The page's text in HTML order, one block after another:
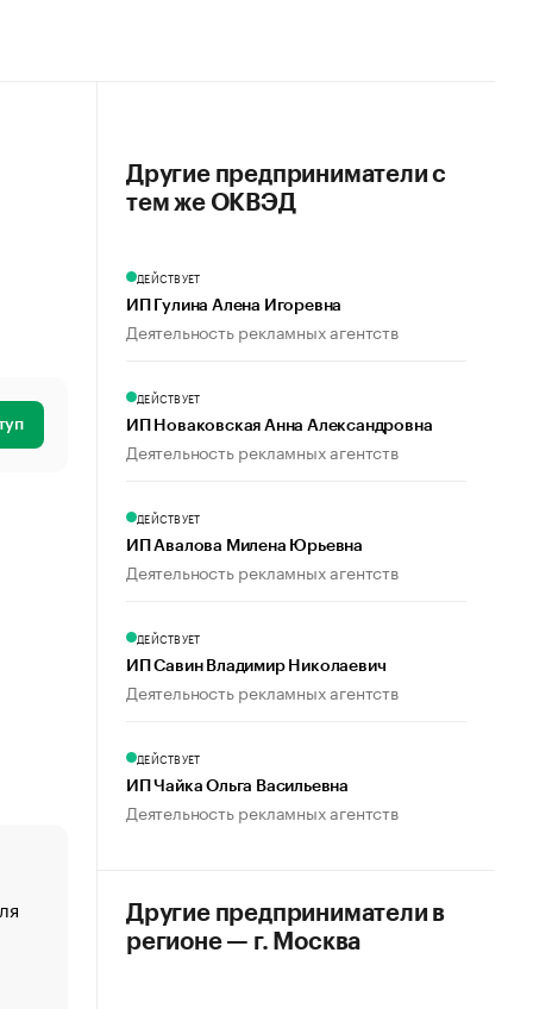
«От спорта тело стареет иначе». Как живет глава
создавшей GTA
Другие предприниматели с
тем же ОКВЭД
ДЕЙСТВУЕТ
ИП Гулина Алена Игоревна
Деятельность рекламных агентств
ДЕЙСТВУЕТ
ИП Новаковская Анна Александровна
Деятельность рекламных агентств
ДЕЙСТВУЕТ
ИП Авалова Милена Юрьевна
Деятельность рекламных агентств
ДЕЙСТВУЕТ
ИП Савин Владимир Николаевич
Деятельность рекламных агентств
ДЕЙСТВУЕТ
ИП Чайка Ольга Васильевна
Деятельность рекламных агентств
Другие предприниматели в
регионе — г. Москва